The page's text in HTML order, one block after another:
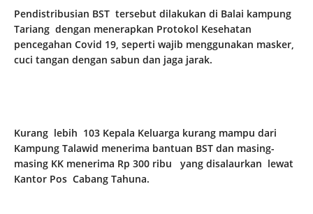
Pendistribusian BST tersebut dilakukan di Balai kampung
Tariang dengan menerapkan Protokol Kesehatan
pencegahan Covid 19, seperti wajib menggunakan masker,
cuci tangan dengan sabun dan jaga jarak.
Kurang lebih 103 Kepala Keluarga kurang mampu dari
Kampung Talawid menerima bantuan BST dan masing-
masing KK menerima Rp 300 ribu yang disalaurkan lewat
Kantor Pos Cabang Tahuna.